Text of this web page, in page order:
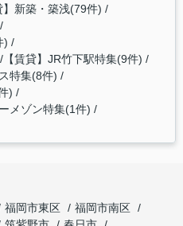
】新築・築浅(79件)
)
【賃貸】JR竹下駅特集(9件)
特集(8件)
)
メゾン特集(1件)
福岡市東区
福岡市南区